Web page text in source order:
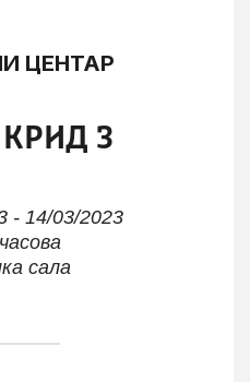
ЦЕНТАР
3
- 14/03/2023
сала